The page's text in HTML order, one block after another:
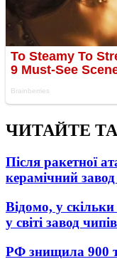
ЧИТАЙТЕ
Після ракетної
керамічний завод
Відомо, у
у світі завод чипів
РФ знищила 900